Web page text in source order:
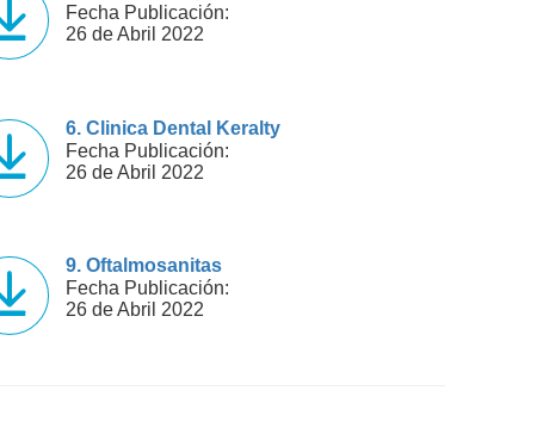
Fecha Publicación:
26 de Abril 2022
6. Clinica Dental Keralty
Fecha Publicación:
26 de Abril 2022
9. Oftalmosanitas
Fecha Publicación:
26 de Abril 2022